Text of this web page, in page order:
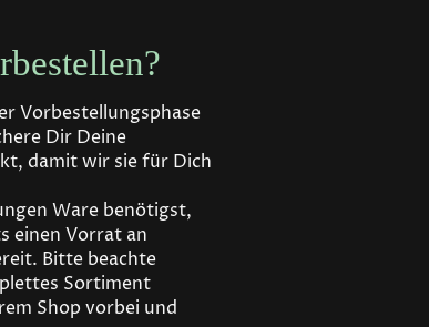
Vorbestellungsphase
Dir Deine
damit wir sie für Dich
Ware benötigst,
einen Vorrat an
Bitte beachte
Sortiment
Shop vorbei und